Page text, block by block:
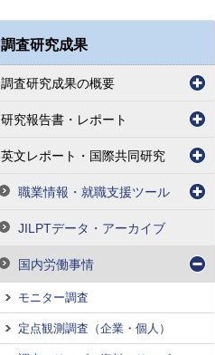
調査研究成果
調査研究成果の概要
研究報告書・レポート
英文レポート・国際共同研究
職業情報・就職支援ツール
JILPTデータ・アーカイブ
国内労働事情
モニター調査
定点観測調査（企業・個人）